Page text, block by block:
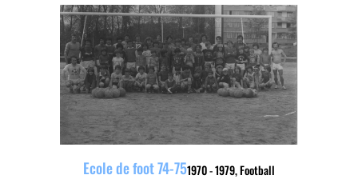
1970 - 1979,Football
Ecole de foot 74-75